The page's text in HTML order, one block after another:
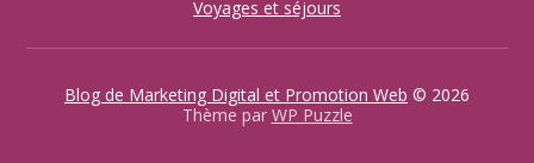
Voyages et séjours
Blog de Marketing Digital et Promotion Web © 2026
Thème par WP Puzzle